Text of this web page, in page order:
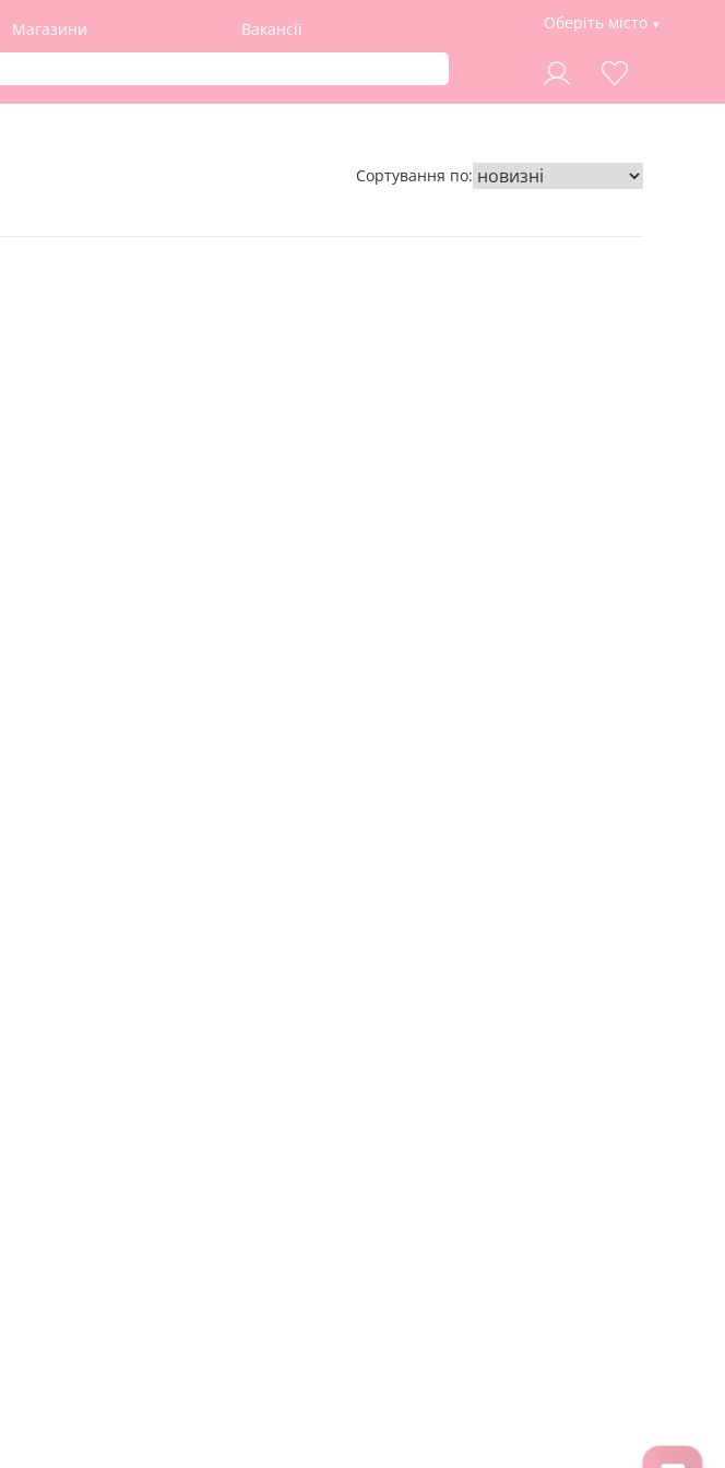
Магазини Вакансії Оберіть місто
Сортування по: